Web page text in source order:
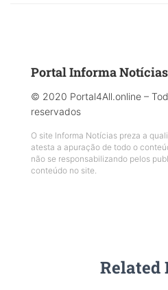
Portal Informa Notícias
© 2020 Portal4All.online –
reservados
O site Informa Notícias preza a
atesta a apuração de todo o
não se responsabilizando pelos
conteúdo no site.
Related